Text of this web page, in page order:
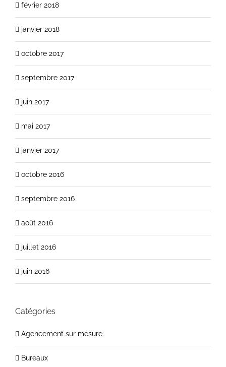
février 2018
janvier 2018
octobre 2017
septembre 2017
juin 2017
mai 2017
janvier 2017
octobre 2016
septembre 2016
août 2016
juillet 2016
juin 2016
Catégories
Agencement sur mesure
Bureaux